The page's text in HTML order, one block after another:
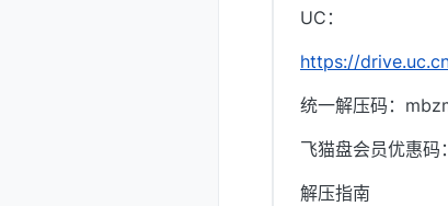
UC：
https://
统一解压码：
飞猫盘会员优惠码
解压指南